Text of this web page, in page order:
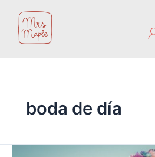
contenido
boda de día